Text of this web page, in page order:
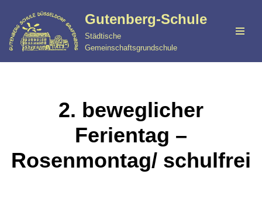
Zum
Inhalt
Gutenberg-Schule
Städtische
Gemeinschaftsgrundschule
2. beweglicher
Ferientag –
Rosenmontag/ schulfrei